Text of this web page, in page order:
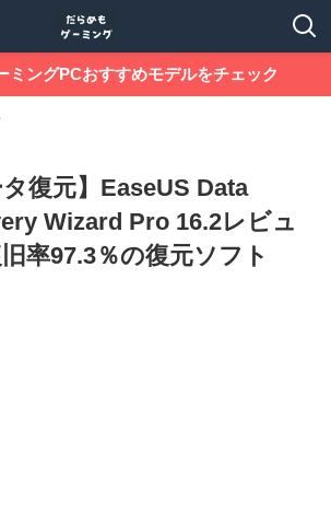
ミングPCおすすめモデルをチェック
タ復元】EaseUS Data
Wizard Pro 16.2レビュ
率97.3％の復元ソフト